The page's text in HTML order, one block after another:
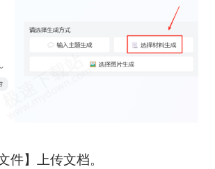
件】上传文档。